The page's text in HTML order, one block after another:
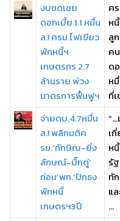
งบชดเชย
ดอกเบี้ย 1.1 หมื่น
ล.! ครม.ไฟเขียว
พักหนี้ฯ
เกษตรกร 2.7
ล้านราย พ่วง
มาตรการฟื้นฟูฯ
ค
ห
ลู
ค
ด
ห
ที่เ
จ่ายดบ.4.7หมื่น
ล.! พลิกมติค
รม.‘ทักษิณ-ยิ่ง
ลักษณ์-บิ๊กตู่’
ก่อน‘พท.’ปักธง
พักหนี้
เกษตรฯ3ปี
เ
ห
รั
ทั
แ
...